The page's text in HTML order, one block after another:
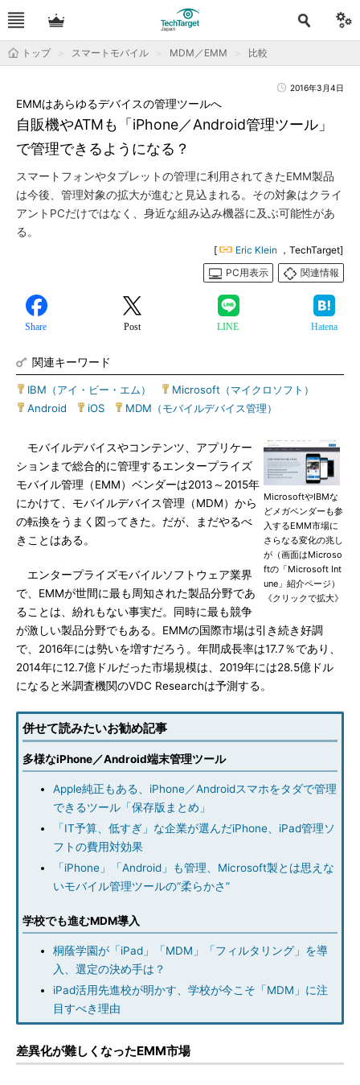
トップ スマートモバイル MDM／EMM 比較
2016年3月4日
自販機やATMも「iPhone／Android管理ツール」
で管理できるようになる？
EMMはあらゆるデバイスの管理ツールへ
スマートフォンやタブレットの管理に利用されてきたEMM製品
は今後、管理対象の拡大が進むと見込まれる。その対象はクライ
アントPCだけではなく、身近な組み込み機器に及ぶ可能性があ
る。
[ Eric Klein ，TechTarget]
PC用表示
関連情報
Share Post LINE Hatena
関連キーワード
IBM（アイ・ビー・エム） Microsoft（マイクロソフト）
Android
iOS MDM（モバイルデバイス管理）
MicrosoftやIBMな
どメガベンダーも参
入するEMM市場に
さらなる変化の兆し
が（画面はMicroso
ftの「Microsoft Int
une」紹介ページ）
《クリックで拡大》
モバイルデバイスやコンテンツ、アプリケー
ションまで総合的に管理するエンタープライズ
モバイル管理（EMM）ベンダーは2013～2015年
にかけて、モバイルデバイス管理（MDM）から
の転換をうまく図ってきた。だが、まだやるべ
きことはある。
エンタープライズモバイルソフトウェア業界
で、EMMが世間に最も周知された製品分野であ
ることは、紛れもない事実だ。同時に最も競争
が激しい製品分野でもある。EMMの国際市場は引き続き好調
で、2016年には勢いを増すだろう。年間成長率は17.7％であり、
2014年に12.7億ドルだった市場規模は、2019年には28.5億ドル
になると米調査機関のVDC Researchは予測する。
併せて読みたいお勧め記事
多様なiPhone／Android端末管理ツール
Apple純正もある、iPhone／Androidスマホをタダで管理
できるツール「保存版まとめ」
「IT予算、低すぎ」な企業が選んだiPhone、iPad管理ソ
フトの費用対効果
「iPhone」「Android」も管理、Microsoft製とは思えな
いモバイル管理ツールの“柔らかさ”
学校でも進むMDM導入
桐蔭学園が「iPad」「MDM」「フィルタリング」を導
入、選定の決め手は？
iPad活用先進校が明かす、学校が今こそ「MDM」に注
目すべき理由
差異化が難しくなったEMM市場